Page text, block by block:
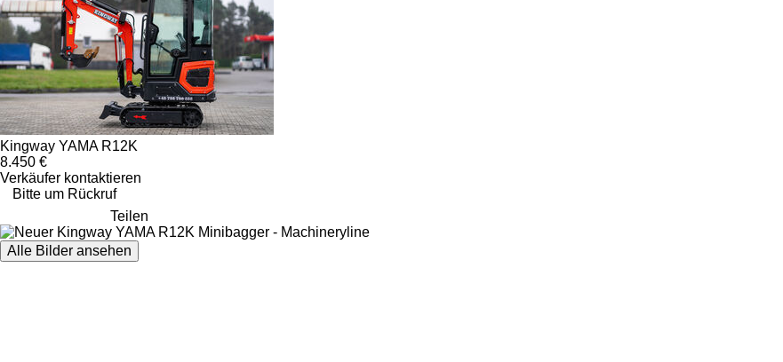
Kingway YAMA R12K
8.450 €
Verkäufer kontaktieren
Bitte um Rückruf
Teilen
Alle Bilder ansehen